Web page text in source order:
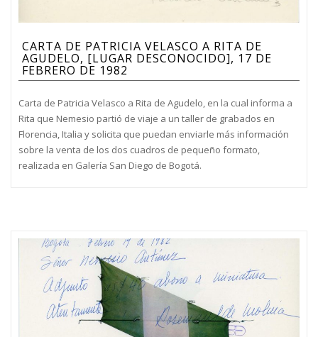
CARTA DE PATRICIA VELASCO A RITA DE
AGUDELO, [LUGAR DESCONOCIDO], 17 DE
FEBRERO DE 1982
Carta de Patricia Velasco a Rita de Agudelo, en la cual informa a
Rita que Nemesio partió de viaje a un taller de grabados en
Florencia, Italia y solicita que puedan enviarle más información
sobre la venta de los dos cuadros de pequeño formato,
realizada en Galería San Diego de Bogotá.